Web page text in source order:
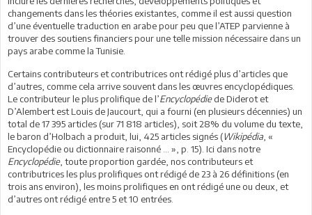
changements dans les théories existantes, comme il est aussi question
d’une éventuelle traduction en arabe pour peu que l’ATEP parvienne à
trouver des soutiens financiers pour une telle mission nécessaire dans un
pays arabe comme la Tunisie.
Certains contributeurs et contributrices ont rédigé plus d’articles que
d’autres, comme cela arrive souvent dans les œuvres encyclopédiques.
Le contributeur le plus prolifique de l’Encyclopédiede Diderot et
D’Alembert est Louis de Jaucourt, qui a fourni (en plusieurs décennies) un
total de 17 395 articles (sur 71 818 articles), soit 28% du volume du texte,
le baron d’Holbach a produit, lui, 425 articles signés (Wikipédia , «
Encyclopédie ou dictionnaire raisonné … », p. 15). Ici dans notre
Encyclopédie, toute proportion gardée, nos contributeurs et
contributrices les plus prolifiques ont rédigé de 23 à 26 définitions (en
trois ans environ), les moins prolifiques en ont rédigé une ou deux, et
d’autres ont rédigé entre 5 et 10 entrées.